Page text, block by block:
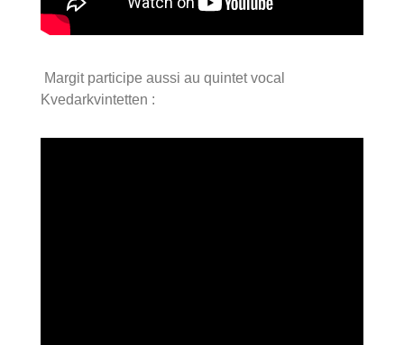
Margit participe aussi au quintet vocal
Kvedarkvintetten :